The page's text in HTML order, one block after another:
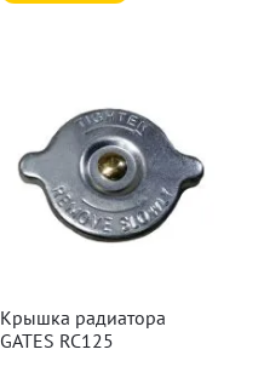
Крышка радиатора
GATES RC125